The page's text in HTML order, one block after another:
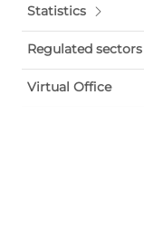
Statistics
Regulated sectors
Virtual Office